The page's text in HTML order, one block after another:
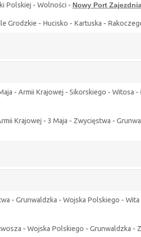
Polskiej - Wolności - Nowy Port
Grodzkie - Hucisko - Kartuska -
- Armii Krajowej - Sikorskiego - Witosa
Krajowej - 3 Maja - Zwycięstwa -
- Grunwaldzka - Wojska Polskiego -
- Wojska Polskiego - Grunwaldzka -